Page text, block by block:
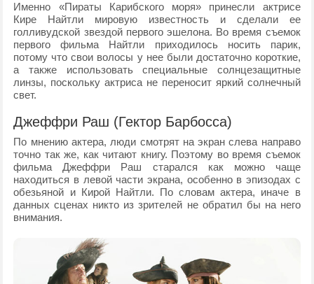
Именно «Пираты Карибского моря» принесли актрисе
Кире Найтли мировую известность и сделали ее
голливудской звездой первого эшелона. Во время съемок
первого фильма Найтли приходилось носить парик,
потому что свои волосы у нее были достаточно короткие,
а также использовать специальные солнцезащитные
линзы, поскольку актриса не переносит яркий солнечный
свет.
Джеффри Раш (Гектор Барбосса)
По мнению актера, люди смотрят на экран слева направо
точно так же, как читают книгу. Поэтому во время съемок
фильма Джеффри Раш старался как можно чаще
находиться в левой части экрана, особенно в эпизодах с
обезьяной и Кирой Найтли. По словам актера, иначе в
данных сценах никто из зрителей не обратил бы на него
внимания.